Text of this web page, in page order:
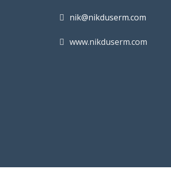
nik@nikduserm.com
www.nikduserm.com